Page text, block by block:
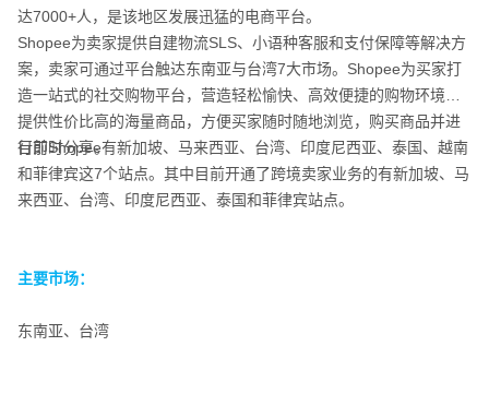
达7000+人，是该地区发展迅猛的电商平台。
Shopee为卖家提供自建物流SLS、小语种客服和支付保障等解决方
案，卖家可通过平台触达东南亚与台湾7大市场。Shopee为买家打
造一站式的社交购物平台，营造轻松愉快、高效便捷的购物环境，
提供性价比高的海量商品，方便买家随时随地浏览，购买商品并进
行即时分享。
目前Shopee有新加坡、马来西亚、台湾、印度尼西亚、泰国、越南
和菲律宾这7个站点。其中目前开通了跨境卖家业务的有新加坡、马
来西亚、台湾、印度尼西亚、泰国和菲律宾站点。
主要市场：
东南亚、台湾
主要市场：